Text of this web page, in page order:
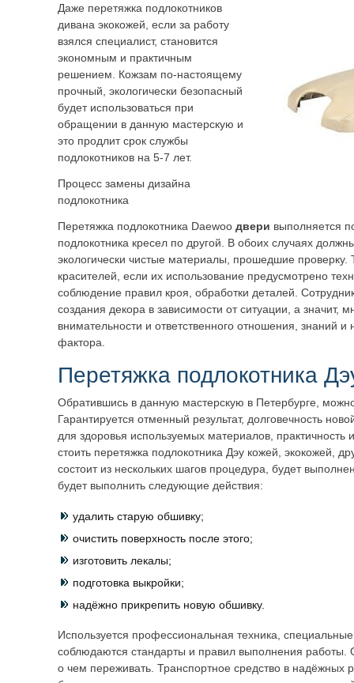
Даже перетяжка подлокотников
дивана экокожей, если за работу
взялся специалист, становится
экономным и практичным
решением. Кожзам по-настоящему
прочный, экологически безопасный
будет использоваться при
обращении в данную мастерскую и
это продлит срок службы
подлокотников на 5-7 лет.
Процесс замены дизайна
подлокотника
Перетяжка подлокотника Daewoo двери выполняется
подлокотника кресел по другой. В обоих случаях
экологически чистые материалы, прошедшие проверку.
красителей, если их использование предусмотрено
соблюдение правил кроя, обработки деталей.
создания декора в зависимости от ситуации, а значит,
внимательности и ответственного отношения, знаний и
фактора.
Перетяжка подлокотника
Обратившись в данную мастерскую в Петербурге,
Гарантируется отменный результат, долговечность
для здоровья используемых материалов, практичность
стоить перетяжка подлокотника Дэу кожей, экокожей,
состоит из нескольких шагов процедура, будет
будет выполнить следующие действия:
удалить старую обшивку;
очистить поверхность после этого;
изготовить лекалы;
подготовка выкройки;
надёжно прикрепить новую обшивку.
Используется профессиональная техника,
соблюдаются стандарты и правил выполнения работы.
о чем переживать. Транспортное средство в надёжных